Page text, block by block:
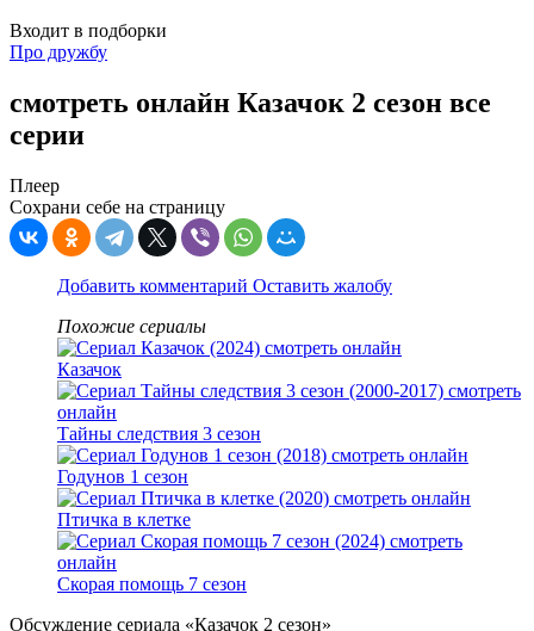
Входит в подборки
Про дружбу
смотреть онлайн Казачок 2 сезон все
серии
Плеер
Сохрани себе на страницу
Добавить комментарий Оставить жалобу
Похожие сериалы
Казачок
Тайны следствия 3 сезон
Годунов 1 сезон
Птичка в клетке
Скорая помощь 7 сезон
Обсуждение сериала «Казачок 2 сезон»